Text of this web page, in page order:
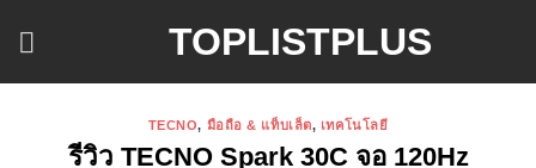
TOPLISTPLUS
TECNO, มือถือ & แท็บเล็ต, เทคโนโลยี
รีวิว TECNO Spark 30C จอ 120Hz